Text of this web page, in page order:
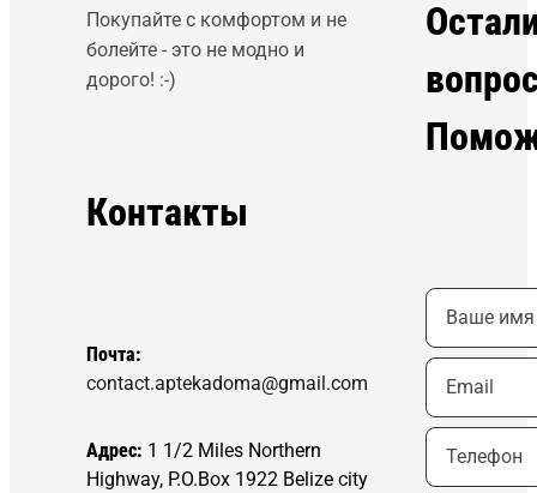
Покупайте с комфортом и не
болейте - это не модно и
дорого! :-)
Контакты
Почта:
contact.aptekadoma@gmail.com
Адрес: 1 1/2 Miles Northern
Highway, P.O.Box 1922 Belize city